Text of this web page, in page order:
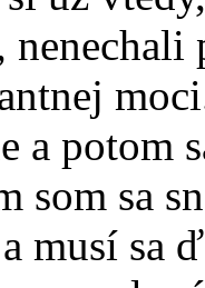
a
som sa
a musí sa